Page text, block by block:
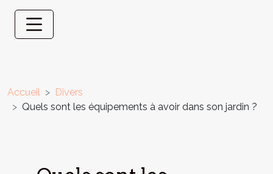
Accueil
Divers
Quels sont les équipements à avoir dans son jardin ?